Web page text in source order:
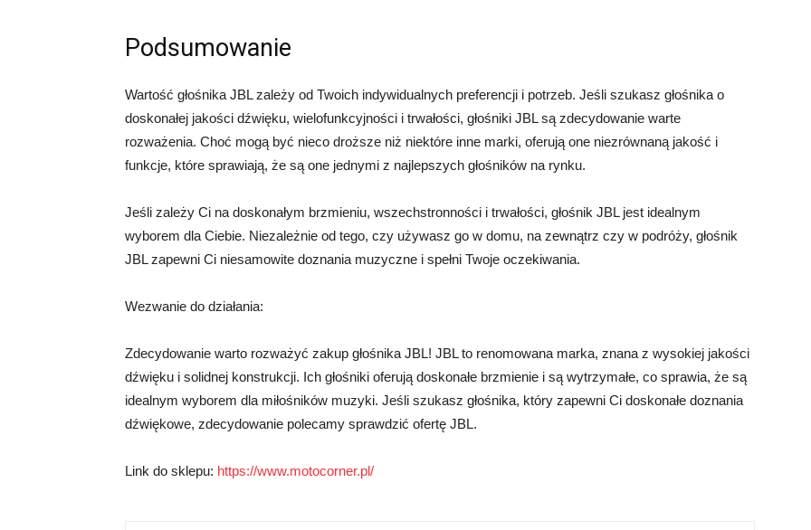
Podsumowanie
Wartość głośnika JBL zależy od Twoich indywidualnych preferencji i potrzeb. Jeśli szukasz głośnika o
doskonałej jakości dźwięku, wielofunkcyjności i trwałości, głośniki JBL są zdecydowanie warte
rozważenia. Choć mogą być nieco droższe niż niektóre inne marki, oferują one niezrównaną jakość i
funkcje, które sprawiają, że są one jednymi z najlepszych głośników na rynku.
Jeśli zależy Ci na doskonałym brzmieniu, wszechstronności i trwałości, głośnik JBL jest idealnym
wyborem dla Ciebie. Niezależnie od tego, czy używasz go w domu, na zewnątrz czy w podróży, głośnik
JBL zapewni Ci niesamowite doznania muzyczne i spełni Twoje oczekiwania.
Wezwanie do działania:
Zdecydowanie warto rozważyć zakup głośnika JBL! JBL to renomowana marka, znana z wysokiej jakości
dźwięku i solidnej konstrukcji. Ich głośniki oferują doskonałe brzmienie i są wytrzymałe, co sprawia, że są
idealnym wyborem dla miłośników muzyki. Jeśli szukasz głośnika, który zapewni Ci doskonałe doznania
dźwiękowe, zdecydowanie polecamy sprawdzić ofertę JBL.
Link do sklepu: https://www.motocorner.pl/